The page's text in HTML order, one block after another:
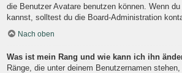
die Benutzer Avatare benutzen können. Wenn
kannst, solltest du die Board-Administration
Nach oben
Was ist mein Rang und wie kann ich ihn
Ränge, die unter deinem Benutzernamen